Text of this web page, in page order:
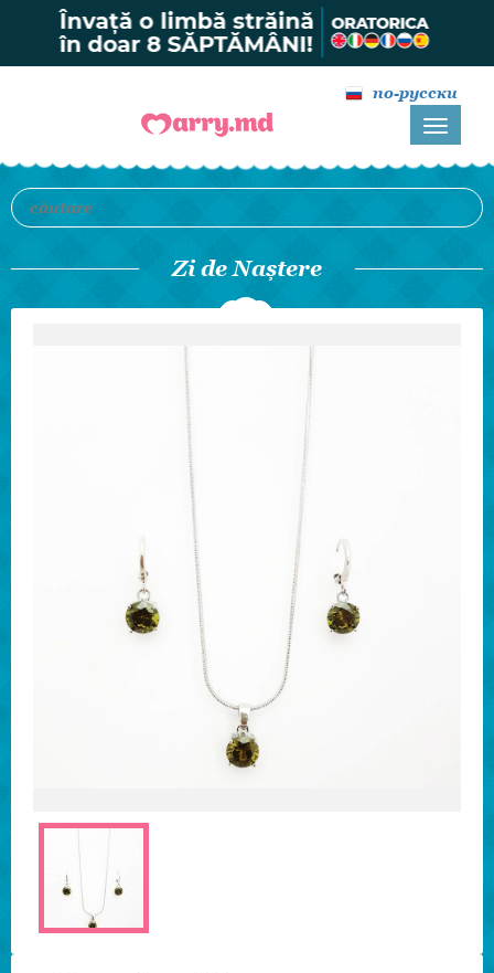
по-русски
Zi de Naștere